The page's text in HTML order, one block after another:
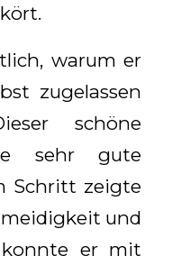
warum er
zugelassen
schöne
sehr gute
Schritt zeigte
und
er mit